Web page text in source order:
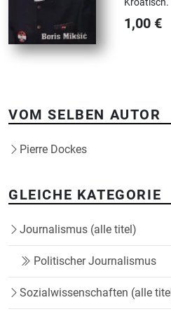
1,00 €
VOM SELBEN AUTOR
Pierre Dockes
GLEICHE KATEGORIE
Journalismus (alle titel)
Politischer Journalismus
Sozialwissenschaften (alle